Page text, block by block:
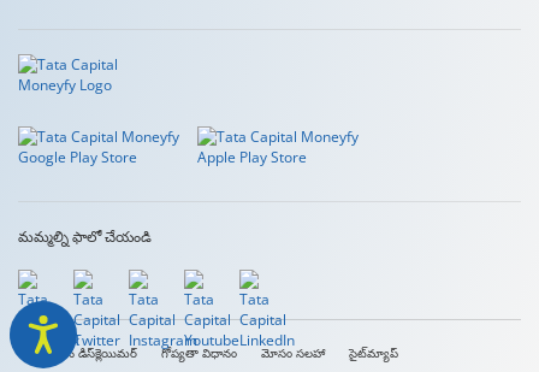
మమ్మల్ని ఫాలో చేయండి
చట్టపరమైన డిస్‌క్లెయిమర్ గోప్యతా విధానం మోసం సలహా సైట్‌మ్యాప్